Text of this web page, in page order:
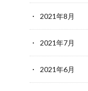
2021年8月
2021年7月
2021年6月